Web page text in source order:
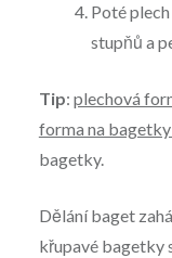
Poté
stupňů a
Tip: plechová
forma na
bagetky.
Dělání baget
křupavé bagetky